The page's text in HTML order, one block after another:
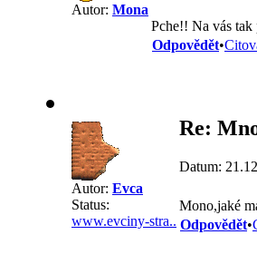
Autor: Mona
Pche!! Na vás
Odpovědět•
Autor: Evca
Status:
www.evciny-stra..
Re:
Datum:
Mono,jaké
Odpovědět•